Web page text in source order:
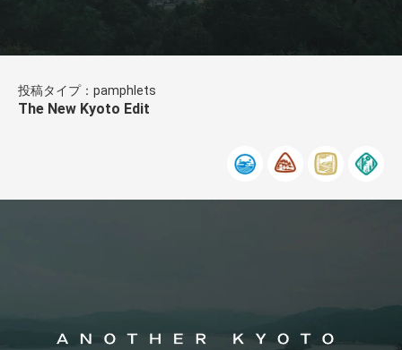
投稿タイプ：pamphlets
The New Kyoto Edit